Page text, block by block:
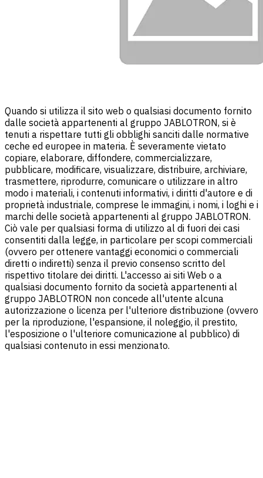
Quando si utilizza il sito web o qualsiasi documento fornito
dalle società appartenenti al gruppo JABLOTRON, si è
tenuti a rispettare tutti gli obblighi sanciti dalle normative
ceche ed europee in materia. È severamente vietato
copiare, elaborare, diffondere, commercializzare,
pubblicare, modificare, visualizzare, distribuire, archiviare,
trasmettere, riprodurre, comunicare o utilizzare in altro
modo i materiali, i contenuti informativi, i diritti d'autore e di
proprietà industriale, comprese le immagini, i nomi, i loghi e i
marchi delle società appartenenti al gruppo JABLOTRON.
Ciò vale per qualsiasi forma di utilizzo al di fuori dei casi
consentiti dalla legge, in particolare per scopi commerciali
(ovvero per ottenere vantaggi economici o commerciali
diretti o indiretti) senza il previo consenso scritto del
rispettivo titolare dei diritti. L'accesso ai siti Web o a
qualsiasi documento fornito da società appartenenti al
gruppo JABLOTRON non concede all'utente alcuna
autorizzazione o licenza per l'ulteriore distribuzione (ovvero
per la riproduzione, l'espansione, il noleggio, il prestito,
l'esposizione o l'ulteriore comunicazione al pubblico) di
qualsiasi contenuto in essi menzionato.